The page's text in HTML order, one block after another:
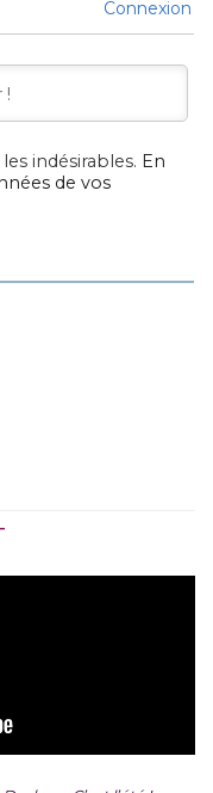
Connexion
indésirables. En
de vos